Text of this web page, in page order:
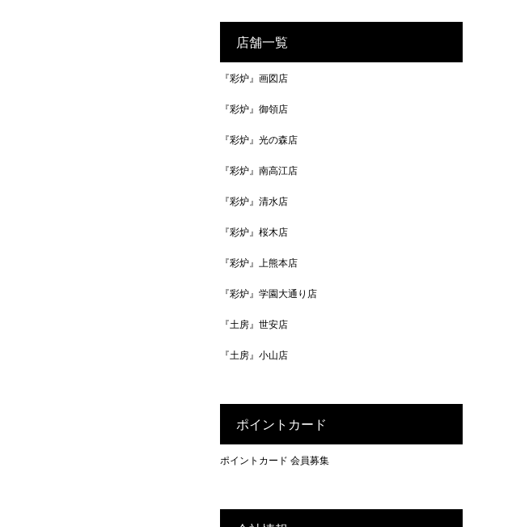
店舗一覧
『彩炉』画図店
『彩炉』御領店
『彩炉』光の森店
『彩炉』南高江店
『彩炉』清水店
『彩炉』桜木店
『彩炉』上熊本店
『彩炉』学園大通り店
『土房』世安店
『土房』小山店
ポイントカード
ポイントカード 会員募集